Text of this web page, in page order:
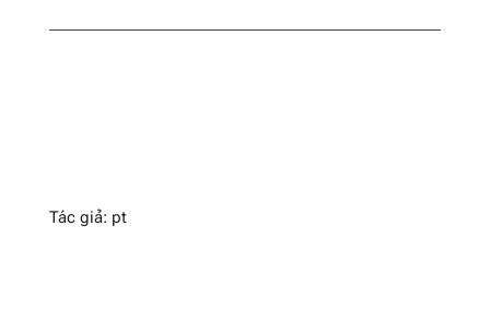
Tác giả: pt